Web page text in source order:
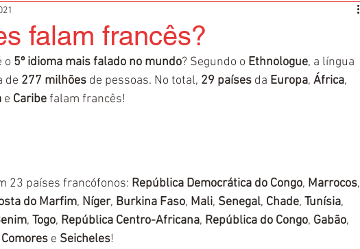
falam francês?
o 5º idioma mais falado no mundo? Segundo o Ethnologue, a língua
de 277 milhões de pessoas. No total, 29 países da Europa, África,
e Caribe falam francês!
23 países francófonos: República Democrática do Congo, Marrocos,
do Marfim, Níger, Burkina Faso, Mali, Senegal, Chade, Tunísia,
, Togo, República Centro-Africana, República do Congo, Gabão,
Comores e Seicheles!